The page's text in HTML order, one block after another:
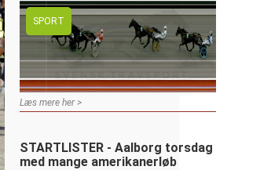
SPORT
Læs mere her >
STARTLISTER - Aalborg torsdag
med mange amerikanerløb